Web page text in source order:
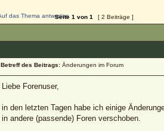
Seite 1 von 1 [ 2 Beiträge ]
Betreff des Beitrags:Änderungen im Forum
Liebe Forenuser,
in den letzten Tagen habe ich einige
in andere (passende) Foren verschoben.